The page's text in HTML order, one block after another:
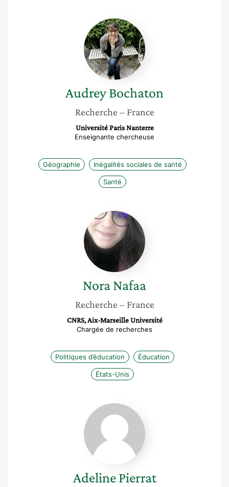
Audrey
Bochaton
AudreyBochaton
Recherche – France
Université Paris Nanterre
Enseignante chercheuse
Géographie Inégalités sociales de santé
Santé
Nora
Nafaa
NoraNafaa
Recherche – France
CNRS, Aix-Marseille Université
Chargée de recherches
Politiques d’éducation Éducation
États-Unis
Adeline
Pierrat
Adeline Pierrat